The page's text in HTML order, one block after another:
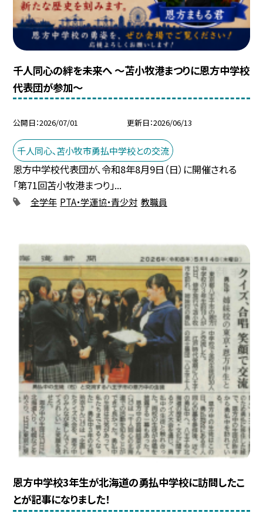
千人同心の絆を未来へ ～苫小牧港まつりに恩方中学校
代表団が参加～
公開日 2026/07/01 更新日 2026/06/13
千人同心、苫小牧市勇払中学校との交流
恩方中学校代表団が、令和8年8月9日（日）に開催される
「第71回苫小牧港まつり」...
全学年 PTA・学運協・青少対 教職員
恩方中学校3年生が北海道の勇払中学校に訪問したこ
とが記事になりました！